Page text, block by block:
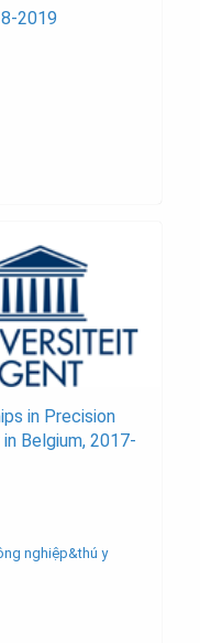
2019
in Precision
Belgium, 2017-
nghiệp&thú y